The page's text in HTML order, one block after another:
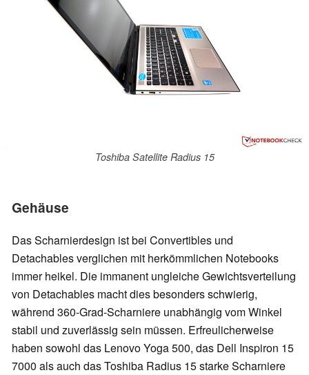
Toshiba Satellite Radius 15
Gehäuse
Das Scharnierdesign ist bei Convertibles und
Detachables verglichen mit herkömmlichen Notebooks
immer heikel. Die immanent ungleiche Gewichtsverteilung
von Detachables macht dies besonders schwierig,
während 360-Grad-Scharniere unabhängig vom Winkel
stabil und zuverlässig sein müssen. Erfreulicherweise
haben sowohl das Lenovo Yoga 500, das Dell Inspiron 15
7000 als auch das Toshiba Radius 15 starke Scharniere